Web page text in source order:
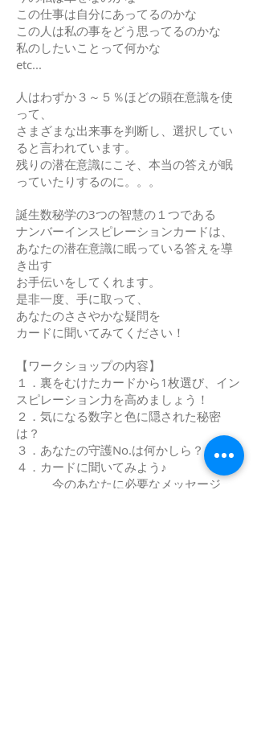
この仕事は自分にあってるのかな
この人は私の事をどう思ってるのかな
私のしたいことって何かな
etc...
人はわずか３～５％ほどの顕在意識を使
って、
さまざまな出来事を判断し、選択してい
ると言われています。
残りの潜在意識にこそ、本当の答えが眠
っていたりするのに。。。
誕生数秘学の3つの智慧の１つである
ナンバーインスピレーションカードは、
あなたの潜在意識に眠っている答えを導
き出す
お手伝いをしてくれます。
是非一度、手に取って、
あなたのささやかな疑問を
カードに聞いてみてください！
【ワークショップの内容】
１．裏をむけたカードから1枚選び、イン
スピレーション力を高めましょう！
２．気になる数字と色に隠された秘密
は？
３．あなたの守護No.は何かしら？
４．カードに聞いてみよう♪
今のあなたに必要なメッセージ